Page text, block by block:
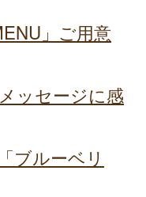
」ご用意
ッセージに感
ブルーベリ